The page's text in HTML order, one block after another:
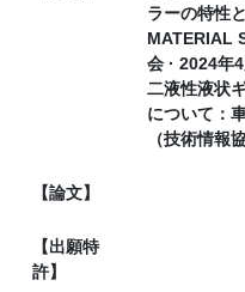
ラーの特性
MATERIAL
会 · 2024年4
二液性液状
について：
（技術情報
【論文】
【出願特
許】